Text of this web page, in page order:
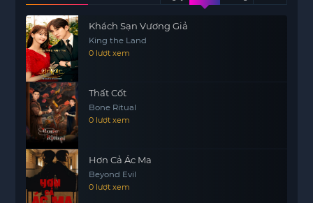
và Solon. Những người này dường như đang thu
hút cô một cách mạnh mẽ, tạo nên những mối
liên kết không thể lý giải. Khi một loạt vụ giết
người kỳ lạ liên quan đến ma cà rồng xảy ra,
những bí mật về quá khứ đen tối và mối liên hệ
thực sự của bảy chàng trai dần được hé lộ.
Bị cuốn vào cuộc chiến không ngừng giữa ma cà
rồng và người sói, Sooha buộc phải đối mặt với
thực tế rằng cô đang ở rất gần với những sinh vật
mà trước đây cô từng rất căm ghét. Sự thật này
không chỉ khiến cô phải suy nghĩ lại về bản thân
Khách Sạn Vương Giả
King the Land
0 lượt xem
Thất Cốt
Bone Ritual
0 lượt xem
Hơn Cả Ác Ma
Beyond Evil
0 lượt xem